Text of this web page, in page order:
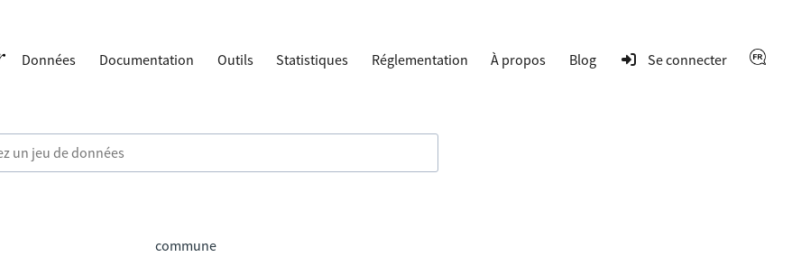
Données Documentation Outils Statistiques Réglementation À propos Blog Se connecter
commune